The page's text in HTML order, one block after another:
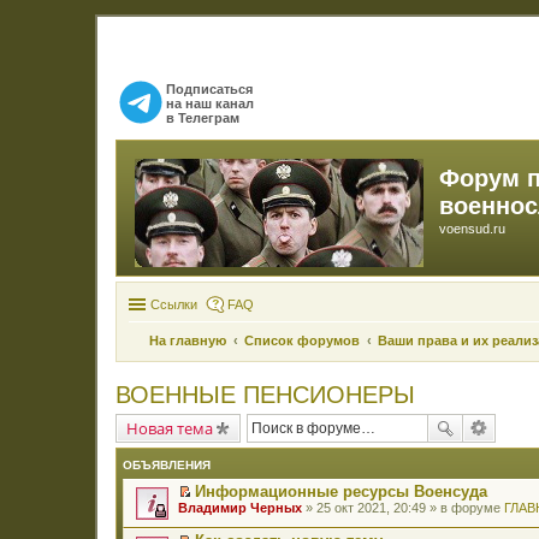
Подписаться
на наш канал
в Телеграм
Форум
voensud.ru
Ссылки FAQ
На главную Список форумов Ваши права и их
ВОЕННЫЕ ПЕНСИОНЕРЫ
Новая тема
ОБЪЯВЛЕНИЯ
П
р
Информационные ресурсы Военсуда
Владимир Черных » 25 окт 2021, 20:49 » в форуме